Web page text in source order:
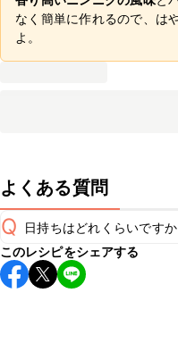
なく簡単に作れるので、は
よ。
よくある質問
Q 日持ちはどれくらいですか
保存期間は冷蔵で翌日中
し上がりください。
このレシピをシェアする